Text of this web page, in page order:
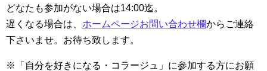
どなたも参加がない場合は14:00迄。
遅くなる場合は、 ホームページお問い合わせ欄からご連絡
下さいませ。お待ち致します。
※「自分を好きになる・コラージュ」に参加する方にお願